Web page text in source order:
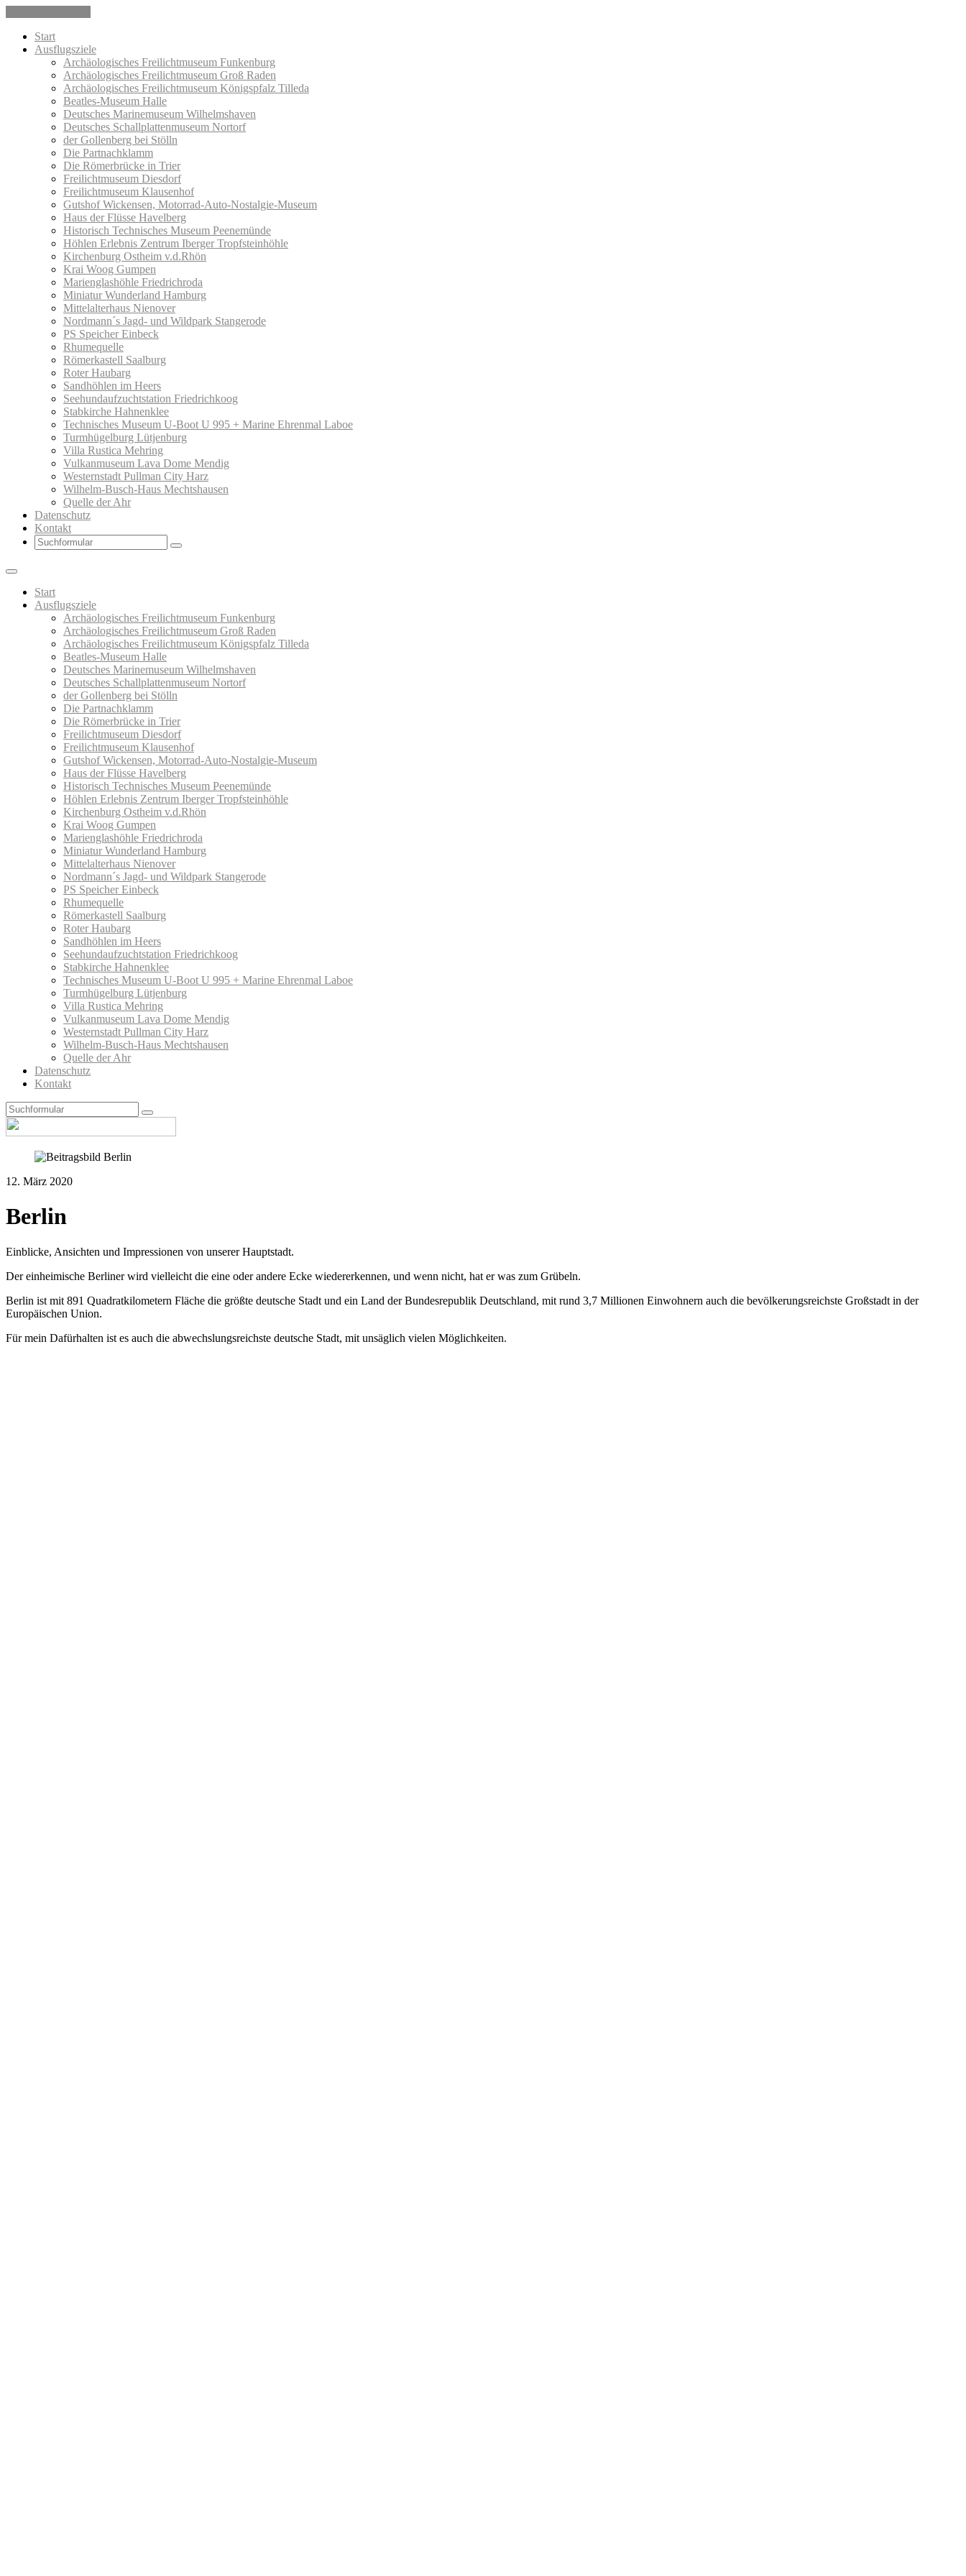
Start
Ausflugsziele
Archäologisches Freilichtmuseum Funkenburg
Archäologisches Freilichtmuseum Groß Raden
Archäologisches Freilichtmuseum Königspfalz Tilleda
Beatles-Museum Halle
Deutsches Marinemuseum Wilhelmshaven
Deutsches Schallplattenmuseum Nortorf
der Gollenberg bei Stölln
Die Partnachklamm
Die Römerbrücke in Trier
Freilichtmuseum Diesdorf
Freilichtmuseum Klausenhof
Gutshof Wickensen, Motorrad-Auto-Nostalgie-Museum
Haus der Flüsse Havelberg
Historisch Technisches Museum Peenemünde
Höhlen Erlebnis Zentrum Iberger Tropfsteinhöhle
Kirchenburg Ostheim v.d.Rhön
Krai Woog Gumpen
Marienglashöhle Friedrichroda
Miniatur Wunderland Hamburg
Mittelalterhaus Nienover
Nordmann´s Jagd- und Wildpark Stangerode
PS Speicher Einbeck
Rhumequelle
Römerkastell Saalburg
Roter Haubarg
Sandhöhlen im Heers
Seehundaufzuchtstation Friedrichkoog
Stabkirche Hahnenklee
Technisches Museum U-Boot U 995 + Marine Ehrenmal Laboe
Turmhügelburg Lütjenburg
Villa Rustica Mehring
Vulkanmuseum Lava Dome Mendig
Westernstadt Pullman City Harz
Wilhelm-Busch-Haus Mechtshausen
Quelle der Ahr
Datenschutz
Kontakt
Search
Start
Ausflugsziele
Archäologisches Freilichtmuseum Funkenburg
Archäologisches Freilichtmuseum Groß Raden
Archäologisches Freilichtmuseum Königspfalz Tilleda
Beatles-Museum Halle
Deutsches Marinemuseum Wilhelmshaven
Deutsches Schallplattenmuseum Nortorf
der Gollenberg bei Stölln
Die Partnachklamm
Die Römerbrücke in Trier
Freilichtmuseum Diesdorf
Freilichtmuseum Klausenhof
Gutshof Wickensen, Motorrad-Auto-Nostalgie-Museum
Haus der Flüsse Havelberg
Historisch Technisches Museum Peenemünde
Höhlen Erlebnis Zentrum Iberger Tropfsteinhöhle
Kirchenburg Ostheim v.d.Rhön
Krai Woog Gumpen
Marienglashöhle Friedrichroda
Miniatur Wunderland Hamburg
Mittelalterhaus Nienover
Nordmann´s Jagd- und Wildpark Stangerode
PS Speicher Einbeck
Rhumequelle
Römerkastell Saalburg
Roter Haubarg
Sandhöhlen im Heers
Seehundaufzuchtstation Friedrichkoog
Stabkirche Hahnenklee
Technisches Museum U-Boot U 995 + Marine Ehrenmal Laboe
Turmhügelburg Lütjenburg
Villa Rustica Mehring
Vulkanmuseum Lava Dome Mendig
Westernstadt Pullman City Harz
Wilhelm-Busch-Haus Mechtshausen
Quelle der Ahr
Datenschutz
Kontakt
Search
12. März 2020
Berlin
Einblicke, Ansichten und Impressionen von unserer Hauptstadt.
Der einheimische Berliner wird vielleicht die eine oder andere Ecke wiedererkennen, und wenn nicht, hat er was zum Grübeln.
Berlin ist mit 891 Quadratkilometern Fläche die größte deutsche Stadt und ein Land der Bundesrepublik Deutschland, mit rund 3,7 Millionen Einwohnern auch die bevölkerungsreichste Großstadt in der
Europäischen Union.
Für mein Dafürhalten ist es auch die abwechslungsreichste deutsche Stadt, mit unsäglich vielen Möglichkeiten.